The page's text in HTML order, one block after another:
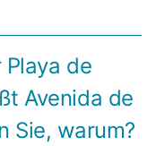
Playa de
Avenida de
Sie, warum?